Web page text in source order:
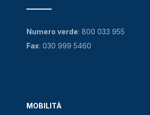
MOBILITÀ
Numero verde: 800 033 955
Fax: 030 999 5460